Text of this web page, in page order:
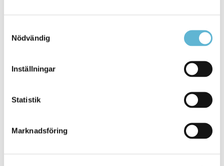
Nödvändig
Inställningar
Statistik
Marknadsföring
Bromölla Kommun
Nyhet